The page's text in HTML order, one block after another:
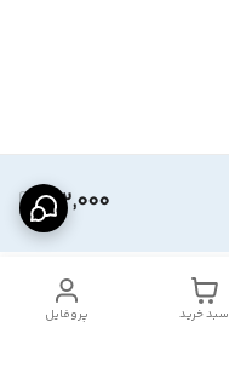
152,000
پروفایل سبد خرید